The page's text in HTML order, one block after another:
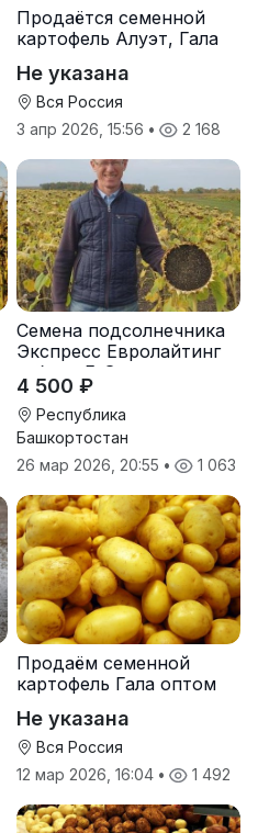
Продаётся семенной
картофель Алуэт, Гала
Не указана
Вся Россия
3 апр 2026, 15:56 • 2 168
Семена подсолнечника
Экспресс Евролайтинг
гибрид F-G+
4 500 ₽
Республика
Башкортостан
26 мар 2026, 20:55 • 1 063
Продаём семенной
картофель Гала оптом
Не указана
Вся Россия
12 мар 2026, 16:04 • 1 492